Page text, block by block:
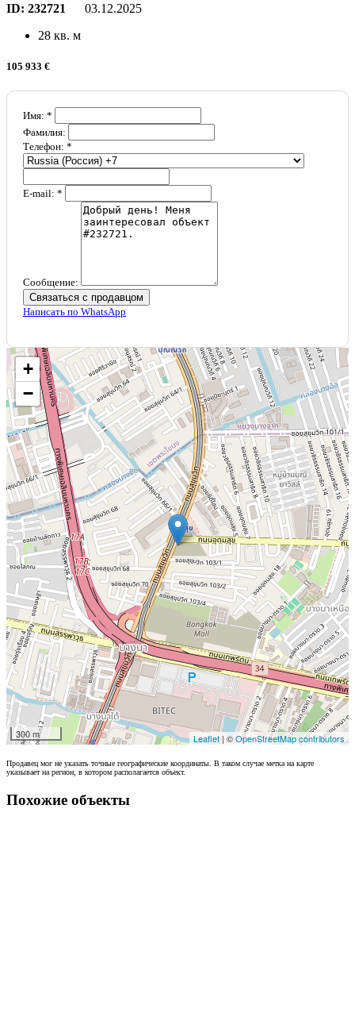
ID: 232721
03.12.2025
28 кв. м
105 933 €
Имя: *
Фамилия:
Телефон: *
E-mail: *
Сообщение:
Связаться с продавцом
Написать по WhatsApp
+
−
300 m Leaflet | ©OpenStreetMap contributors
Продавец мог не указать точные географические координаты. В таком случае метка на карте
указывает на регион, в котором располагается объект.
Похожие объекты